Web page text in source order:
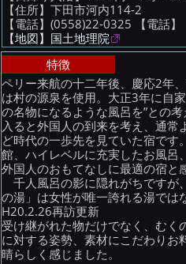
【住所】下田市河内114-2
【電話】(0558)22-0325 【電話】
【地図】国土地理院
特徴
ペリー来航の十二年後、慶応2年
は村の源泉を使用。大正3年に自
の名物になるような風呂を”との
入ると外国人の到来を考え、通
ど時代の一歩先を見ていた宿です
館、ハイレベルに充実したお風呂
外国人のおもてなしに最適の宿と
千人風呂の影に隠れがちですが
の湯」は女性が唯一誇れる湯では
H20.2.26再訪更新
受け継がれた物だけでなく、むく
に対する姿勢、素材にこだわりお
晴らしく感じました。